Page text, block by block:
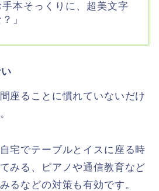
手本そっくりに、超美文字
」
座ることに慣れていないだけ
宅でテーブルとイスに座る時
みる、ピアノや通信教育など
るなどの対策も有効です。